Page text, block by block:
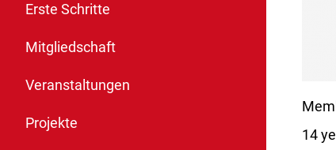
Erste Schritte
Mitgliedschaft
Veranstaltungen
Projekte
14